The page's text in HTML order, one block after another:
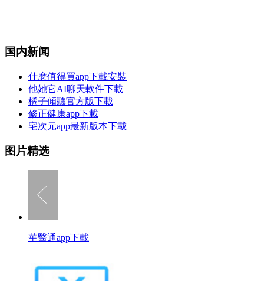
国内新闻
什麽值得買app下載安裝
他她它AI聊天軟件下載
橘子傾聽官方版下載
修正健康app下載
宅次元app最新版本下載
图片精选
華醫通app下載